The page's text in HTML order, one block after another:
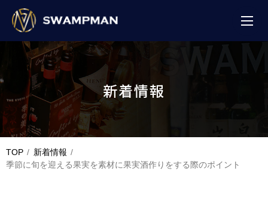
新着情報
TOP
新着情報
季節に旬を迎える果実を素材に果実酒作りをする際のポイント